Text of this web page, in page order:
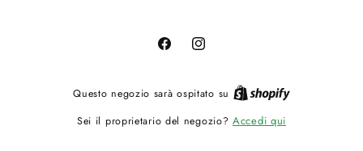
FacebookInstagram
Questo negozio sarà ospitato su
Sei il proprietario del negozio?Accedi qui